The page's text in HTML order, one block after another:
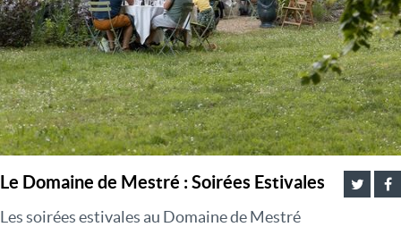
Le Domaine de Mestré : Soirées Estivales
Les soirées estivales au Domaine de Mestré